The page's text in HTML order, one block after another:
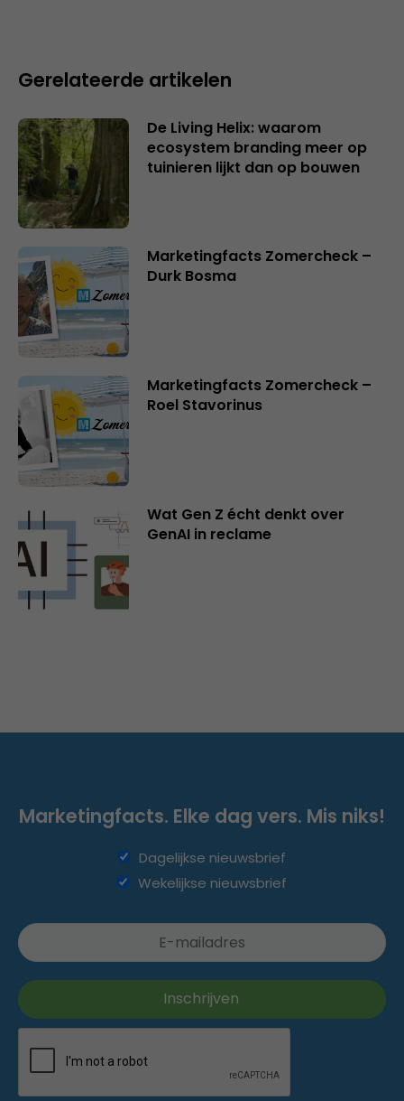
Gerelateerde artikelen
De Living Helix: waarom
ecosystem branding meer op
tuinieren lijkt dan op bouwen
Marketingfacts Zomercheck –
Durk Bosma
Marketingfacts Zomercheck –
Roel Stavorinus
Wat Gen Z écht denkt over
GenAI in reclame
Marketingfacts. Elke dag vers. Mis niks!
Dagelijkse nieuwsbrief
Wekelijkse nieuwsbrief